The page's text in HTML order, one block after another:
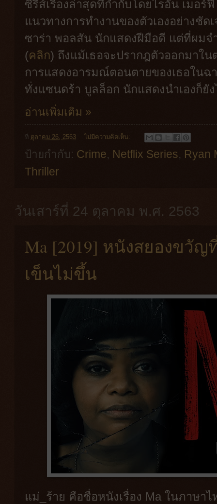
ซีรีส์เรื่องล่าสุดที่กำกับโดยไรอัน เมอร์
แนวทางการทำงานของตัวเองอย่างชัด
ซาร่า พอลสัน นักแสดงฝีมือดี แต่ที่ผมจ
(คลิก) ถึงแม้เธอจะปรากฎตัวออกมาใ
การแสดงอารมณ์ตอนตายของเธอใน
ทั่งแซนดร้า บูลล็อก นักแสดงนำเองก็ยั
อ่านเพิ่มเติม »
ที่ ตุลาคม 26, 2563 ไม่มีความคิดเห็น:
ป้ายกำกับ: Crime, Netflix Series, Ryan
Thriller
วันเสาร์ที่ 24 ตุลาคม พ.ศ. 2563
Ma [2019] หนังสยองขวัญที่
เข็นไม่ขึ้น
แม่_ร้าย คือชื่อหนังเรื่อง Ma ในภาษา